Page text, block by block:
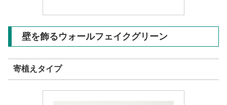
壁を飾るウォールフェイクグリーン
寄植えタイプ